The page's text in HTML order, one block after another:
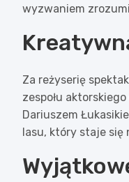
wyzwaniem
Za reżyserię
zespołu
Dariuszem
lasu, który staje się